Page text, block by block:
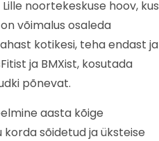
noortekeskuse hoov, kus
võimalus osaleda
kotikesi, teha endast ja
ja BMXist, kosutada
põnevat.
aasta kõige
sõidetud ja üksteise